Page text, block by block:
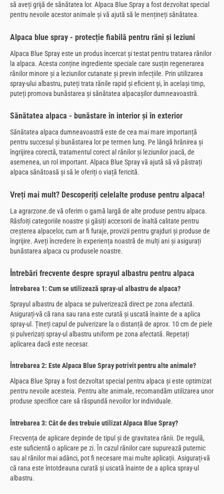
să aveți grijă de sănătatea lor. Alpaca Blue Spray a fost dezvoltat special
pentru nevoile acestor animale și vă ajută să le mențineți sănătatea.
Alpaca blue spray - protecție fiabilă pentru răni și leziuni
Alpaca Blue Spray este un produs încercat și testat pentru tratarea rănilor
la alpaca. Acesta conține ingrediente speciale care susțin regenerarea
rănilor minore și a leziunilor cutanate și previn infecțiile. Prin utilizarea
spray-ului albastru, puteți trata rănile rapid și eficient și, în același timp,
puteți promova bunăstarea și sănătatea alpacașilor dumneavoastră.
Sănătatea alpaca - bunăstare în interior și în exterior
Sănătatea alpaca dumneavoastră este de cea mai mare importanță
pentru succesul și bunăstarea lor pe termen lung. Pe lângă hrănirea și
îngrijirea corectă, tratamentul corect al rănilor și leziunilor joacă, de
asemenea, un rol important. Alpaca Blue Spray vă ajută să vă păstrați
alpaca sănătoasă și să le oferiți o viață fericită.
Vreți mai mult? Descoperiți celelalte produse pentru alpaca!
La agrarzone.de vă oferim o gamă largă de alte produse pentru alpaca.
Răsfoiți categoriile noastre și găsiți accesorii de înaltă calitate pentru
creșterea alpacelor, cum ar fi furaje, provizii pentru grajduri și produse de
îngrijire. Aveți încredere în experiența noastră de mulți ani și asigurați
bunăstarea alpaca cu produsele noastre.
Întrebări frecvente despre sprayul albastru pentru alpaca
Întrebarea 1: Cum se utilizează spray-ul albastru de alpaca?
Sprayul albastru de alpaca se pulverizează direct pe zona afectată.
Asigurați-vă că rana sau rana este curată și uscată înainte de a aplica
spray-ul. Țineți capul de pulverizare la o distanță de aprox. 10 cm de piele
și pulverizați spray-ul albastru uniform pe zona afectată. Repetați
aplicarea dacă este necesar.
Întrebarea 2: Este Alpaca Blue Spray potrivit pentru alte animale?
Alpaca Blue Spray a fost dezvoltat special pentru alpaca și este optimizat
pentru nevoile acesteia. Pentru alte animale, recomandăm utilizarea unor
produse specifice care să răspundă nevoilor lor individuale.
Întrebarea 3: Cât de des trebuie utilizat Alpaca Blue Spray?
Frecvența de aplicare depinde de tipul și de gravitatea rănii. De regulă,
este suficientă o aplicare pe zi. În cazul rănilor care supurează puternic
sau al rănilor mai adânci, pot fi necesare mai multe aplicații. Asigurați-vă
că rana este întotdeauna curată și uscată înainte de a aplica spray-ul
albastru.